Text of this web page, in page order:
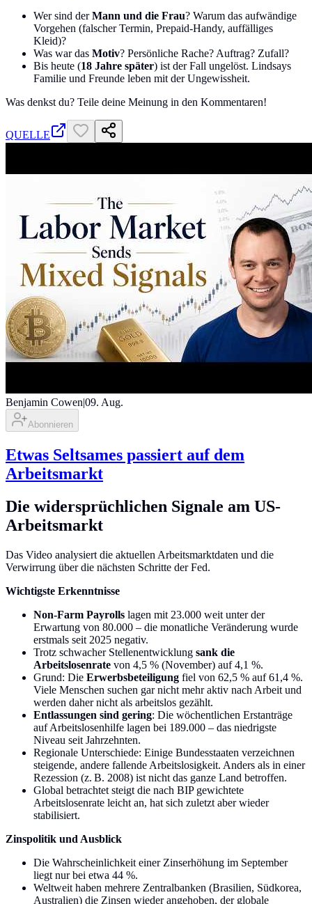
Wer sind derMann und die Frau? Warum das aufwändige
Vorgehen (falscher Termin, Prepaid-Handy, auffälliges
Kleid)?
Was war das Motiv? Persönliche Rache? Auftrag? Zufall?
Bis heute (18 Jahre später) ist der Fall ungelöst. Lindsays
Familie und Freunde leben mit der Ungewissheit.
Was denkst du? Teile deine Meinung in den Kommentaren!
QUELLE
Benjamin Cowen|09. Aug.
Abonnieren
Etwas Seltsames passiert auf dem
Arbeitsmarkt
Die widersprüchlichen Signale am US-
Arbeitsmarkt
Das Video analysiert die aktuellen Arbeitsmarktdaten und die
Verwirrung über die nächsten Schritte der Fed.
Wichtigste Erkenntnisse
Non-Farm Payrolls lagen mit 23.000 weit unter der
Erwartung von 80.000 – die monatliche Veränderung wurde
erstmals seit 2025 negativ.
Trotz schwacher Stellenentwicklung sank die
Arbeitslosenrate von 4,5 % (November) auf 4,1 %.
Grund: Die Erwerbsbeteiligung fiel von 62,5 % auf 61,4 %.
Viele Menschen suchen gar nicht mehr aktiv nach Arbeit und
werden daher nicht als arbeitslos gezählt.
Entlassungen sind gering: Die wöchentlichen Erstanträge
auf Arbeitslosenhilfe lagen bei 189.000 – das niedrigste
Niveau seit Jahrzehnten.
Regionale Unterschiede: Einige Bundesstaaten verzeichnen
steigende, andere fallende Arbeitslosigkeit. Anders als in einer
Rezession (z. B. 2008) ist nicht das ganze Land betroffen.
Global betrachtet steigt die nach BIP gewichtete
Arbeitslosenrate leicht an, hat sich zuletzt aber wieder
stabilisiert.
Zinspolitik und Ausblick
Die Wahrscheinlichkeit einer Zinserhöhung im September
liegt nur bei etwa 44 %.
Weltweit haben mehrere Zentralbanken (Brasilien, Südkorea,
Australien) die Zinsen wieder angehoben, der globale